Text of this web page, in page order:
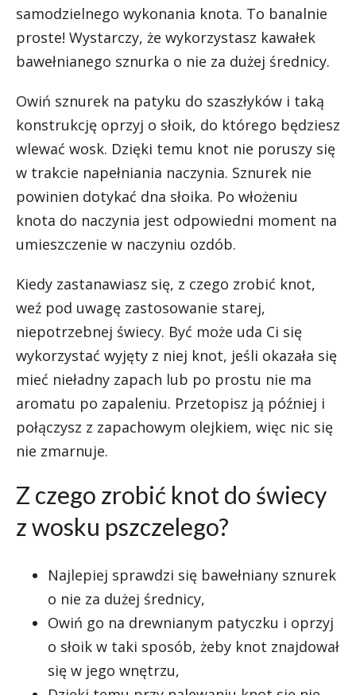
samodzielnego wykonania knota. To banalnie
proste! Wystarczy, że wykorzystasz kawałek
bawełnianego sznurka o nie za dużej średnicy.
Owiń sznurek na patyku do szaszłyków i taką
konstrukcję oprzyj o słoik, do którego będziesz
wlewać wosk. Dzięki temu knot nie poruszy się
w trakcie napełniania naczynia. Sznurek nie
powinien dotykać dna słoika. Po włożeniu
knota do naczynia jest odpowiedni moment na
umieszczenie w naczyniu ozdób.
Kiedy zastanawiasz się, z czego zrobić knot,
weź pod uwagę zastosowanie starej,
niepotrzebnej świecy. Być może uda Ci się
wykorzystać wyjęty z niej knot, jeśli okazała się
mieć nieładny zapach lub po prostu nie ma
aromatu po zapaleniu. Przetopisz ją później i
połączysz z zapachowym olejkiem, więc nic się
nie zmarnuje.
Z czego zrobić knot do świecy
z wosku pszczelego?
Najlepiej sprawdzi się bawełniany sznurek
o nie za dużej średnicy,
Owiń go na drewnianym patyczku i oprzyj
o słoik w taki sposób, żeby knot znajdował
się w jego wnętrzu,